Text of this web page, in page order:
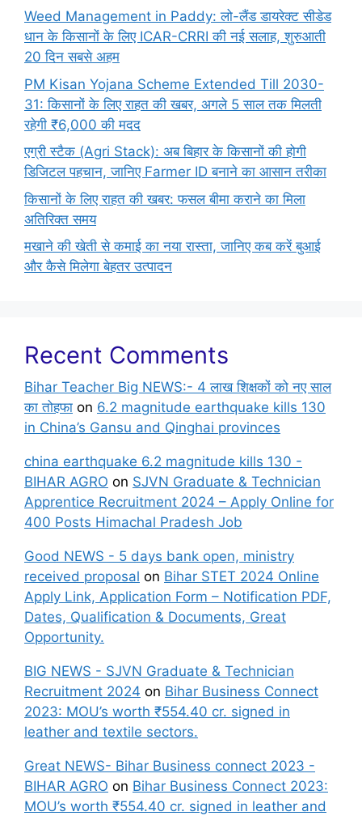
Weed Management in Paddy: लो-लैंड डायरेक्ट सीडेड
धान के किसानों के लिए ICAR-CRRI की नई सलाह, शुरुआती
20 दिन सबसे अहम
PM Kisan Yojana Scheme Extended Till 2030-
31: किसानों के लिए राहत की खबर, अगले 5 साल तक मिलती
रहेगी ₹6,000 की मदद
एग्री स्टैक (Agri Stack): अब बिहार के किसानों की होगी
डिजिटल पहचान, जानिए Farmer ID बनाने का आसान तरीका
किसानों के लिए राहत की खबर: फसल बीमा कराने का मिला
अतिरिक्त समय
मखाने की खेती से कमाई का नया रास्ता, जानिए कब करें बुआई
और कैसे मिलेगा बेहतर उत्पादन
Recent Comments
Bihar Teacher Big NEWS:- 4 लाख शिक्षकों को नए साल
का तोहफा on 6.2 magnitude earthquake kills 130
in China’s Gansu and Qinghai provinces
china earthquake 6.2 magnitude kills 130 -
BIHAR AGRO on SJVN Graduate & Technician
Apprentice Recruitment 2024 – Apply Online for
400 Posts Himachal Pradesh Job
Good NEWS - 5 days bank open, ministry
received proposal on Bihar STET 2024 Online
Apply Link, Application Form – Notification PDF,
Dates, Qualification & Documents, Great
Opportunity.
BIG NEWS - SJVN Graduate & Technician
Recruitment 2024 on Bihar Business Connect
2023: MOU’s worth ₹554.40 cr. signed in
leather and textile sectors.
Great NEWS- Bihar Business connect 2023 -
BIHAR AGRO on Bihar Business Connect 2023:
MOU’s worth ₹554.40 cr. signed in leather and